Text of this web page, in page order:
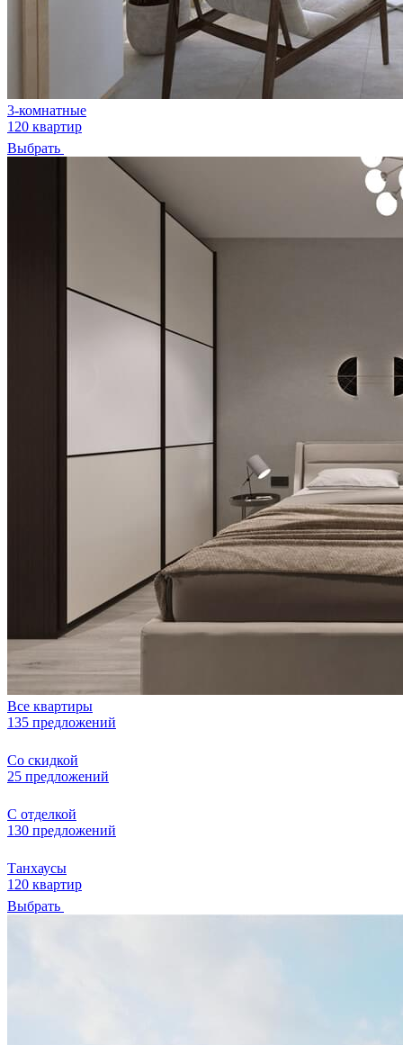
3-комнатные
120 квартир
Выбрать
Все квартиры
135 предложений
Со скидкой
25 предложений
С отделкой
130 предложений
Танхаусы
120 квартир
Выбрать